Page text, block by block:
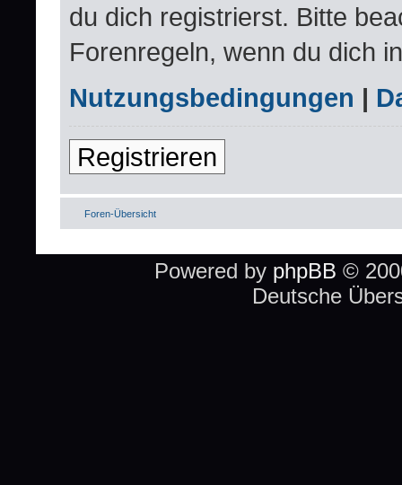
du dich registrierst. Bitte
Forenregeln, wenn du dich
Nutzungsbedingungen |
Registrieren
Foren-Übersicht
Powered by phpBB ©
Deutsche